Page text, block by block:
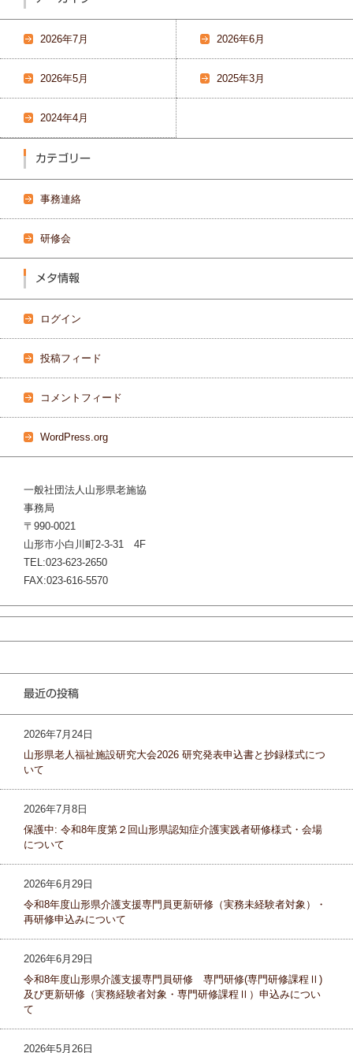
2026年7月 2026年6月
2026年5月 2025年3月
2024年4月
カテゴリー
事務連絡
研修会
メタ情報
ログイン
投稿フィード
コメントフィード
WordPress.org
一般社団法人山形県老施協
事務局
〒990-0021
山形市小白川町2‐3‐31 4F
TEL:023‐623‐2650
FAX:023‐616‐5570
最近の投稿
2026年7月24日
山形県老人福祉施設研究大会2026 研究発表申込書と抄録様式につ
いて
2026年7月8日
保護中: 令和8年度第２回山形県認知症介護実践者研修様式・会場
について
2026年6月29日
令和8年度山形県介護支援専門員更新研修（実務未経験者対象）・
再研修申込みについて
2026年6月29日
令和8年度山形県介護支援専門員研修 専門研修(専門研修課程Ⅱ)
及び更新研修（実務経験者対象・専門研修課程Ⅱ）申込みについ
て
2026年5月26日